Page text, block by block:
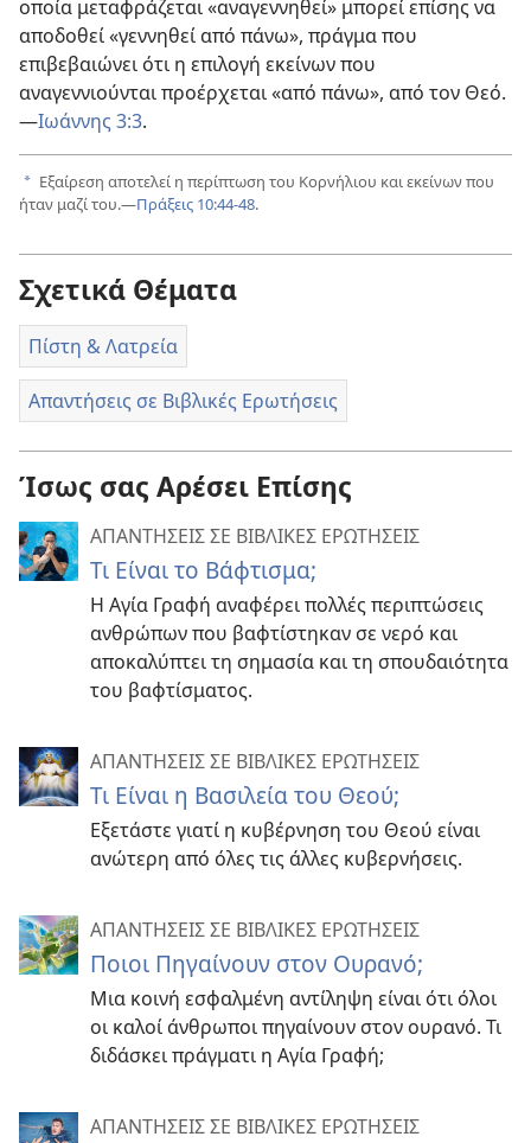
οποία μεταφράζεται «αναγεννηθεί» μπορεί επίσης να
αποδοθεί «γεννηθεί από πάνω», πράγμα που
επιβεβαιώνει ότι η επιλογή εκείνων που
αναγεννιούνται προέρχεται «από πάνω», από τον Θεό.
—Ιωάννης 3:3.
a Εξαίρεση αποτελεί η περίπτωση του Κορνήλιου και εκείνων που
ήταν μαζί του.—Πράξεις 10:44-48.
Σχετικά Θέματα
Πίστη & Λατρεία
Απαντήσεις σε Βιβλικές Ερωτήσεις
Ίσως σας Αρέσει Επίσης
ΑΠΑΝΤΗΣΕΙΣ ΣΕ ΒΙΒΛΙΚΕΣ ΕΡΩΤΗΣΕΙΣ
Τι Είναι το Βάφτισμα;
Η Αγία Γραφή αναφέρει πολλές περιπτώσεις
ανθρώπων που βαφτίστηκαν σε νερό και
αποκαλύπτει τη σημασία και τη σπουδαιότητα
του βαφτίσματος.
ΑΠΑΝΤΗΣΕΙΣ ΣΕ ΒΙΒΛΙΚΕΣ ΕΡΩΤΗΣΕΙΣ
Τι Είναι η Βασιλεία του Θεού;
Εξετάστε γιατί η κυβέρνηση του Θεού είναι
ανώτερη από όλες τις άλλες κυβερνήσεις.
ΑΠΑΝΤΗΣΕΙΣ ΣΕ ΒΙΒΛΙΚΕΣ ΕΡΩΤΗΣΕΙΣ
Ποιοι Πηγαίνουν στον Ουρανό;
Μια κοινή εσφαλμένη αντίληψη είναι ότι όλοι
οι καλοί άνθρωποι πηγαίνουν στον ουρανό. Τι
διδάσκει πράγματι η Αγία Γραφή;
ΑΠΑΝΤΗΣΕΙΣ ΣΕ ΒΙΒΛΙΚΕΣ ΕΡΩΤΗΣΕΙΣ